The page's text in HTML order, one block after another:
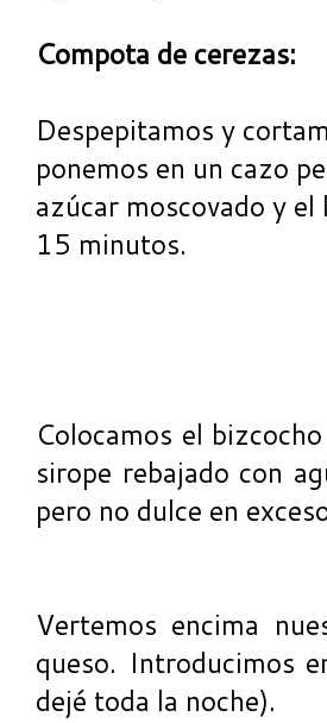
Compota de cerezas:
Despepitamos y
ponemos en un cazo
azúcar moscovado y
15 minutos.
Colocamos el
sirope rebajado con
pero no dulce en
Vertemos encima
queso. Introducimos
dejé toda la noche).